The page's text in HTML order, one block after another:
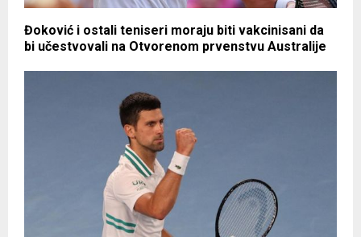
Đoković i ostali teniseri moraju biti vakcinisani da
bi učestvovali na Otvorenom prvenstvu Australije